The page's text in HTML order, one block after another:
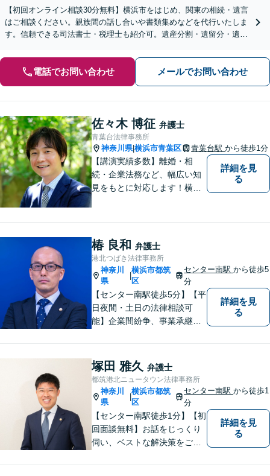
【初回オンライン相談30分無料】横浜市をはじめ、関東の相続・遺言
はご相談ください。親族間の話し合いや書類集めなどを代行いたしま
す。信頼できる司法書士・税理士も紹介可。遺産分割・遺留分・遺言
電話でお問い合わせ メールでお問い合わせ
佐々木 博征 弁護士
青葉台法律事務所
神奈川県|横浜市青葉区 青葉台駅 から徒歩1分
【講演実績多数】離婚・相
続・企業法務など、幅広い知
見をもとに対応します！横
り】負債総額数億円の倒産申
立ての実績あり【完全個室】
【青葉台駅1分】【複数弁護士
在籍】
詳細を見
る
椿 良和 弁護士
港北つばき法律事務所
神奈川
県
横浜市都筑
区
センター南駅から徒歩5
分
【センター南駅徒歩5分】【平
日夜間・土日の法律相談可
能】企業間紛争、事業承継・
から、インターネットによる
中傷・プライバシー・著作権
被害、いじめ、離婚・相続、
不動産に関わる紛争その他の
個人法務まで幅広い分野の対
応が可能です。
詳細を見
る
塚田 雅久 弁護士
都筑港北ニュータウン法律事務所
神奈川
県
横浜市都筑
区
センター南駅から徒歩1
分
【センター南駅徒歩1分】【初
回面談無料】お話をじっくり
伺い、ベストな解決策をご一
す。【夜間／休日対応可能】
詳細を見
る